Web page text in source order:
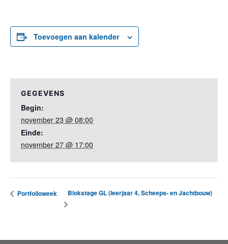
Toevoegen aan kalender
GEGEVENS
Begin:
november 23 @ 08:00
Einde:
november 27 @ 17:00
Portfolioweek Blokstage GL (leerjaar 4, Scheeps- en Jachtbouw)